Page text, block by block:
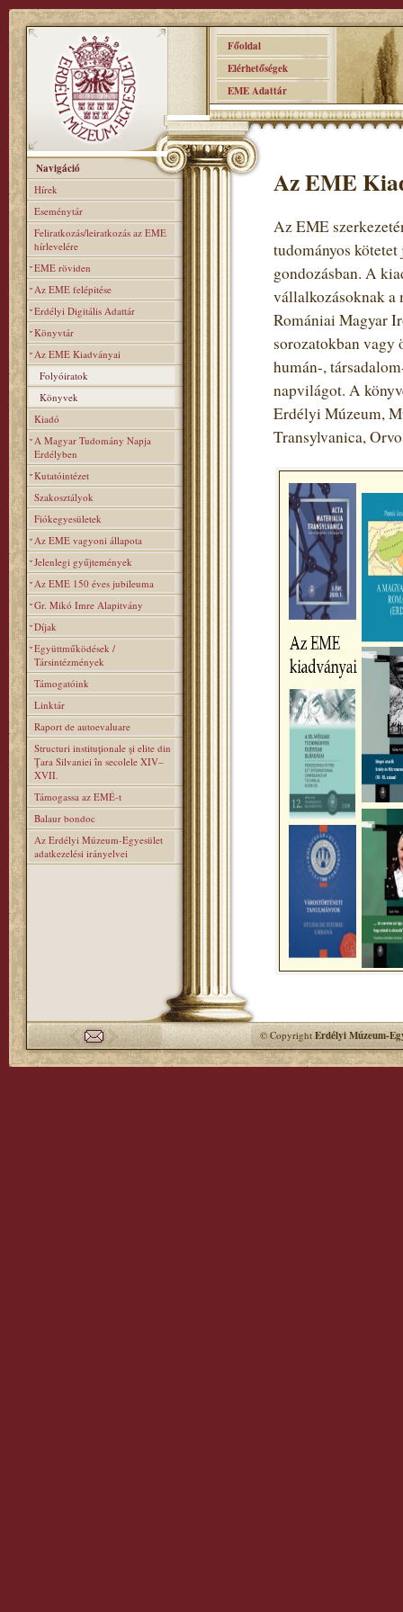
Főoldal
Elérhetőségek
EME Adattár
Navigáció
Hírek
Eseménytár
Feliratkozás/leiratkozás az EME
hírlevelére
EME röviden
Az EME felépitése
Erdélyi Digitális Adattár
Könyvtár
Az EME Kiadványai
Folyóiratok
Könyvek
Kiadó
A Magyar Tudomány Napja
Erdélyben
Kutatóintézet
Szakosztályok
Fiókegyesületek
Az EME vagyoni állapota
Jelenlegi gyűjtemények
Az EME 150 éves jubileuma
Gr. Mikó Imre Alapitvány
Díjak
Együttműködések /
Társintézmények
Támogatóink
Linktár
Raport de autoevaluare
Structuri instituţionale şi elite din
Ţara Silvaniei în secolele XIV–
XVII.
Támogassa az EMÉ-t
Balaur bondoc
Az Erdélyi Múzeum-Egyesület
adatkezelési irányelvei
Az EME
Az EME
tudományos
gondozásban. A
vállalkozásoknak a
Romániai Magyar
sorozatokban vagy
humán-,
napvilágot. A
Erdélyi Múzeum,
Transylvanica,
© CopyrightErdélyi Múzeum-